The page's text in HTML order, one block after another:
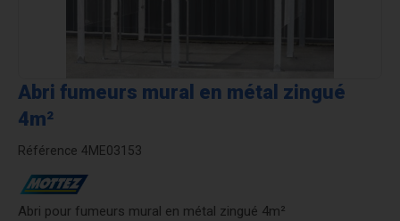
Abri fumeurs mural en métal zingué
4m²
Référence 4ME03153
Abri pour fumeurs mural en métal zingué 4m²